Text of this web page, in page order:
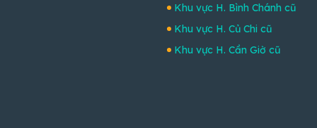
Khu vực H. Bình Chánh cũ
Khu vực H. Củ Chi cũ
Khu vực H. Cần Giờ cũ